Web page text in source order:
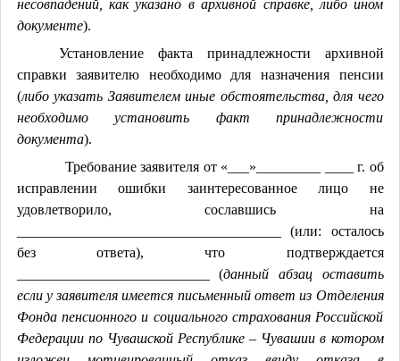
несовпадений, как указано в архивной справке, либо ином
документе).
Установление факта принадлежности архивной
справки заявителю необходимо для назначения пенсии
(либо указать Заявителем иные обстоятельства, для чего
необходимо установить факт принадлежности
документа).
Требование заявителя от «___»_________ ____ г. об
исправлении ошибки заинтересованное лицо не
удовлетворило, сославшись на
_____________________________________ (или: осталось
без ответа), что подтверждается
___________________________ (данный абзац оставить
если у заявителя имеется письменный ответ из Отделения
Фонда пенсионного и социального страхования Российской
Федерации по Чувашской Республике – Чувашии в котором